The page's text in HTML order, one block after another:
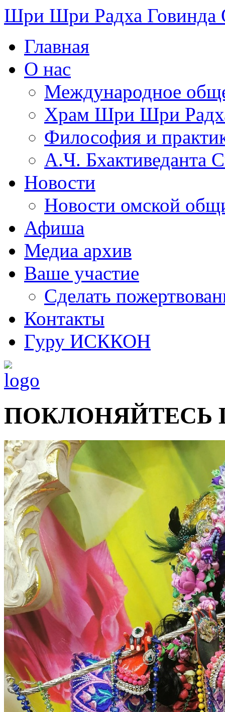
Шри Шри Радха Говинда
Главная
О нас
Международное
​Храм Шри Шри
Философия и
А.Ч. Бхактиведанта
Новости
Новости омской
Афиша
Медиа архив
Ваше участие
Сделать
Контакты
Гуру ИСККОН
ПОКЛОНЯЙТЕСЬ